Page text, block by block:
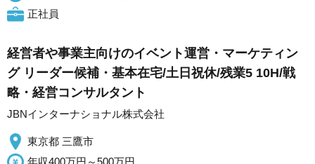
正社員
経営者や事業主向けのイベント運営・マーケティン
グ リーダー候補・基本在宅/土日祝休/残業5 10H/戦
略・経営コンサルタント
JBNインターナショナル株式会社
東京都 三鷹市
年収400万円～500万円